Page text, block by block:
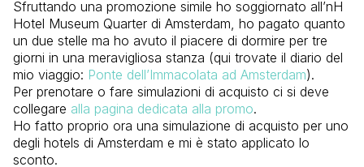
Sfruttando una promozione simile ho soggiornato all’nH
Hotel Museum Quarter di Amsterdam, ho pagato quanto
un due stelle ma ho avuto il piacere di dormire per tre
giorni in una meravigliosa stanza (qui trovate il diario del
mio viaggio: Ponte dell’Immacolata ad Amsterdam).
Per prenotare o fare simulazioni di acquisto ci si deve
collegare alla pagina dedicata alla promo.
Ho fatto proprio ora una simulazione di acquisto per uno
degli hotels di Amsterdam e mi è stato applicato lo
sconto.